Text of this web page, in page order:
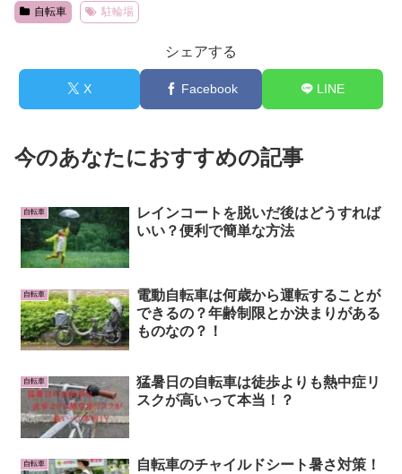
自転車 駐輪場
シェアする
X Facebook LINE
今のあなたにおすすめの記事
自転車
レインコートを脱いだ後はどうすれば
いい？便利で簡単な方法
自転車
電動自転車は何歳から運転することが
できるの？年齢制限とか決まりがある
ものなの？！
自転車
猛暑日の自転車は徒歩よりも熱中症リ
スクが高いって本当！？
自転車
自転車のチャイルドシート暑さ対策！